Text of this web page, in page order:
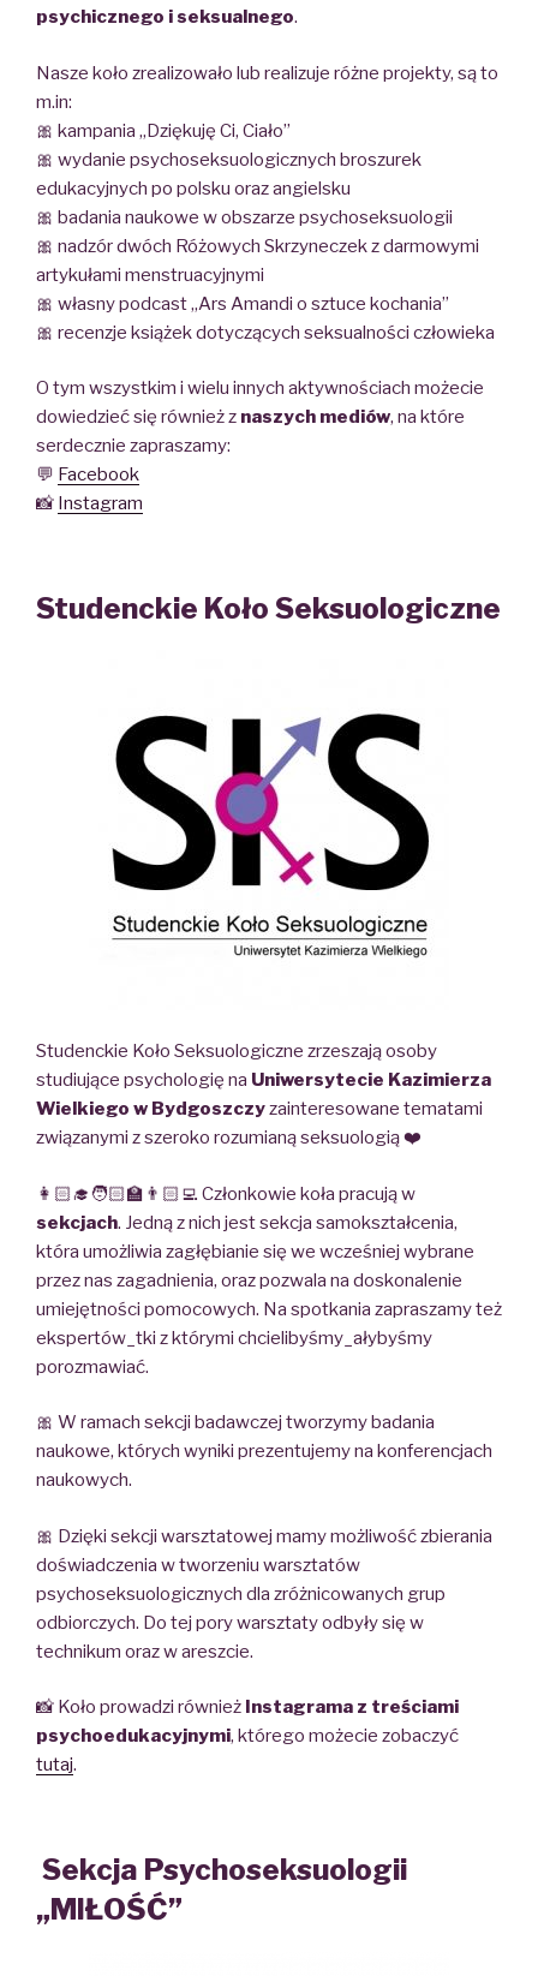
psychicznego i seksualnego.
Nasze koło zrealizowało lub realizuje różne projekty, są to
m.in:
🎀 kampania ,,Dziękuję Ci, Ciało”
🎀 wydanie psychoseksuologicznych broszurek
edukacyjnych po polsku oraz angielsku
🎀 badania naukowe w obszarze psychoseksuologii
🎀 nadzór dwóch Różowych Skrzyneczek z darmowymi
artykułami menstruacyjnymi
🎀 własny podcast ,,Ars Amandi o sztuce kochania”
🎀 recenzje książek dotyczących seksualności człowieka
O tym wszystkim i wielu innych aktywnościach możecie
dowiedzieć się również z naszych mediów, na które
serdecznie zapraszamy:
💬 Facebook
📸 Instagram
Studenckie Koło Seksuologiczne
Studenckie Koło Seksuologiczne zrzeszają osoby
studiujące psychologię na Uniwersytecie Kazimierza
Wielkiego w Bydgoszczyzainteresowane tematami
związanymi z szeroko rozumianą seksuologią ❤️
👩🏻‍🎓🧑🏻‍🏫👨🏻‍💻 Członkowie koła pracują w
sekcjach. Jedną z nich jest sekcja samokształcenia,
która umożliwia zagłębianie się we wcześniej wybrane
przez nas zagadnienia, oraz pozwala na doskonalenie
umiejętności pomocowych. Na spotkania zapraszamy też
ekspertów_tki z którymi chcielibyśmy_ałybyśmy
porozmawiać.
🎀 W ramach sekcji badawczej tworzymy badania
naukowe, których wyniki prezentujemy na konferencjach
naukowych.
🎀 Dzięki sekcji warsztatowej mamy możliwość zbierania
doświadczenia w tworzeniu warsztatów
psychoseksuologicznych dla zróżnicowanych grup
odbiorczych. Do tej pory warsztaty odbyły się w
technikum oraz w areszcie.
📸 Koło prowadzi również Instagrama z treściami
psychoedukacyjnymi, którego możecie zobaczyć
tutaj.
Sekcja Psychoseksuologii
„MIŁOŚĆ”